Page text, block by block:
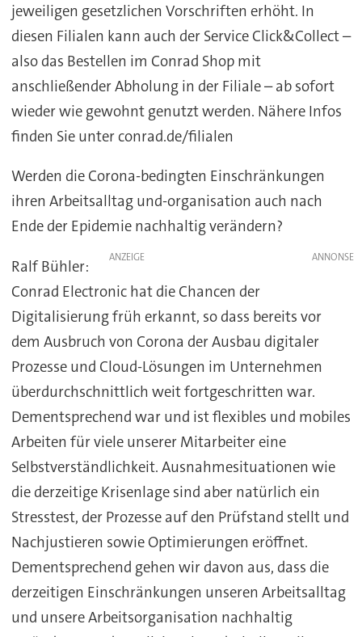
jeweiligen gesetzlichen Vorschriften erhöht. In
diesen Filialen kann auch der Service Click&Collect –
also das Bestellen im Conrad Shop mit
anschließender Abholung in der Filiale – ab sofort
wieder wie gewohnt genutzt werden. Nähere Infos
finden Sie unter conrad.de/filialen
Werden die Corona-bedingten Einschränkungen
ihren Arbeitsalltag und-organisation auch nach
Ende der Epidemie nachhaltig verändern?
ANZEIGE
Ralf Bühler:
Conrad Electronic hat die Chancen der
Digitalisierung früh erkannt, so dass bereits vor
dem Ausbruch von Corona der Ausbau digitaler
Prozesse und Cloud-Lösungen im Unternehmen
überdurchschnittlich weit fortgeschritten war.
Dementsprechend war und ist flexibles und mobiles
Arbeiten für viele unserer Mitarbeiter eine
Selbstverständlichkeit. Ausnahmesituationen wie
die derzeitige Krisenlage sind aber natürlich ein
Stresstest, der Prozesse auf den Prüfstand stellt und
Nachjustieren sowie Optimierungen eröffnet.
Dementsprechend gehen wir davon aus, dass die
derzeitigen Einschränkungen unseren Arbeitsalltag
und unsere Arbeitsorganisation nachhaltig